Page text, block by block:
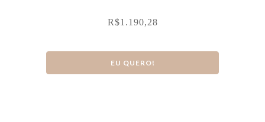
R$1.190,28
EU QUERO!